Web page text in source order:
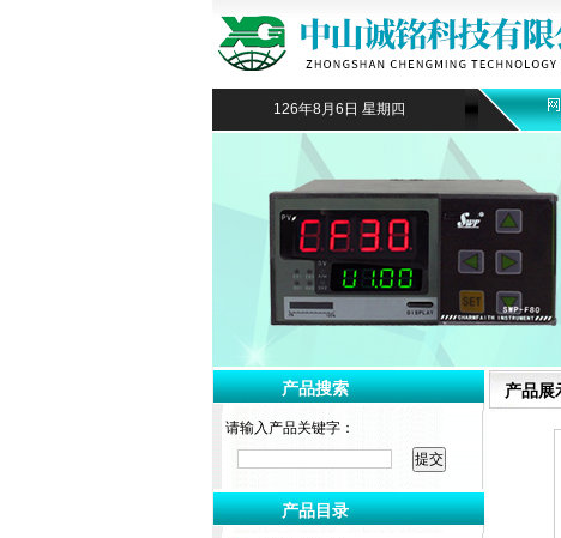
126年8月6日 星期四
产品搜索
请输入产品关键字：
产品目录
产品展